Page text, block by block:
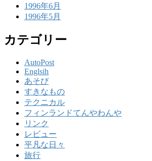
1996年6月
1996年5月
カテゴリー
AutoPost
Englsih
あそび
すきなもの
テクニカル
フィンランドてんやわんや
リンク
レビュー
平凡な日々
旅行